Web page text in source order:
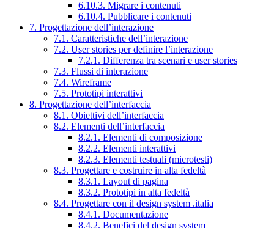
6.10.3. Migrare i contenuti
6.10.4. Pubblicare i contenuti
7. Progettazione dell’interazione
7.1. Caratteristiche dell’interazione
7.2. User stories per definire l’interazione
7.2.1. Differenza tra scenari e user stories
7.3. Flussi di interazione
7.4. Wireframe
7.5. Prototipi interattivi
8. Progettazione dell’interfaccia
8.1. Obiettivi dell’interfaccia
8.2. Elementi dell’interfaccia
8.2.1. Elementi di composizione
8.2.2. Elementi interattivi
8.2.3. Elementi testuali (microtesti)
8.3. Progettare e costruire in alta fedeltà
8.3.1. Layout di pagina
8.3.2. Prototipi in alta fedeltà
8.4. Progettare con il design system .italia
8.4.1. Documentazione
8.4.2. Benefici del design system